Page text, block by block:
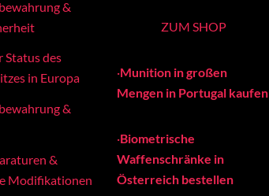
&
Status des
in Europa
&
&
Modifikationen
ZUM SHOP
·Munition in großen
Mengen in Portugal kaufen
·Biometrische
Waffenschränke in
Österreich bestellen